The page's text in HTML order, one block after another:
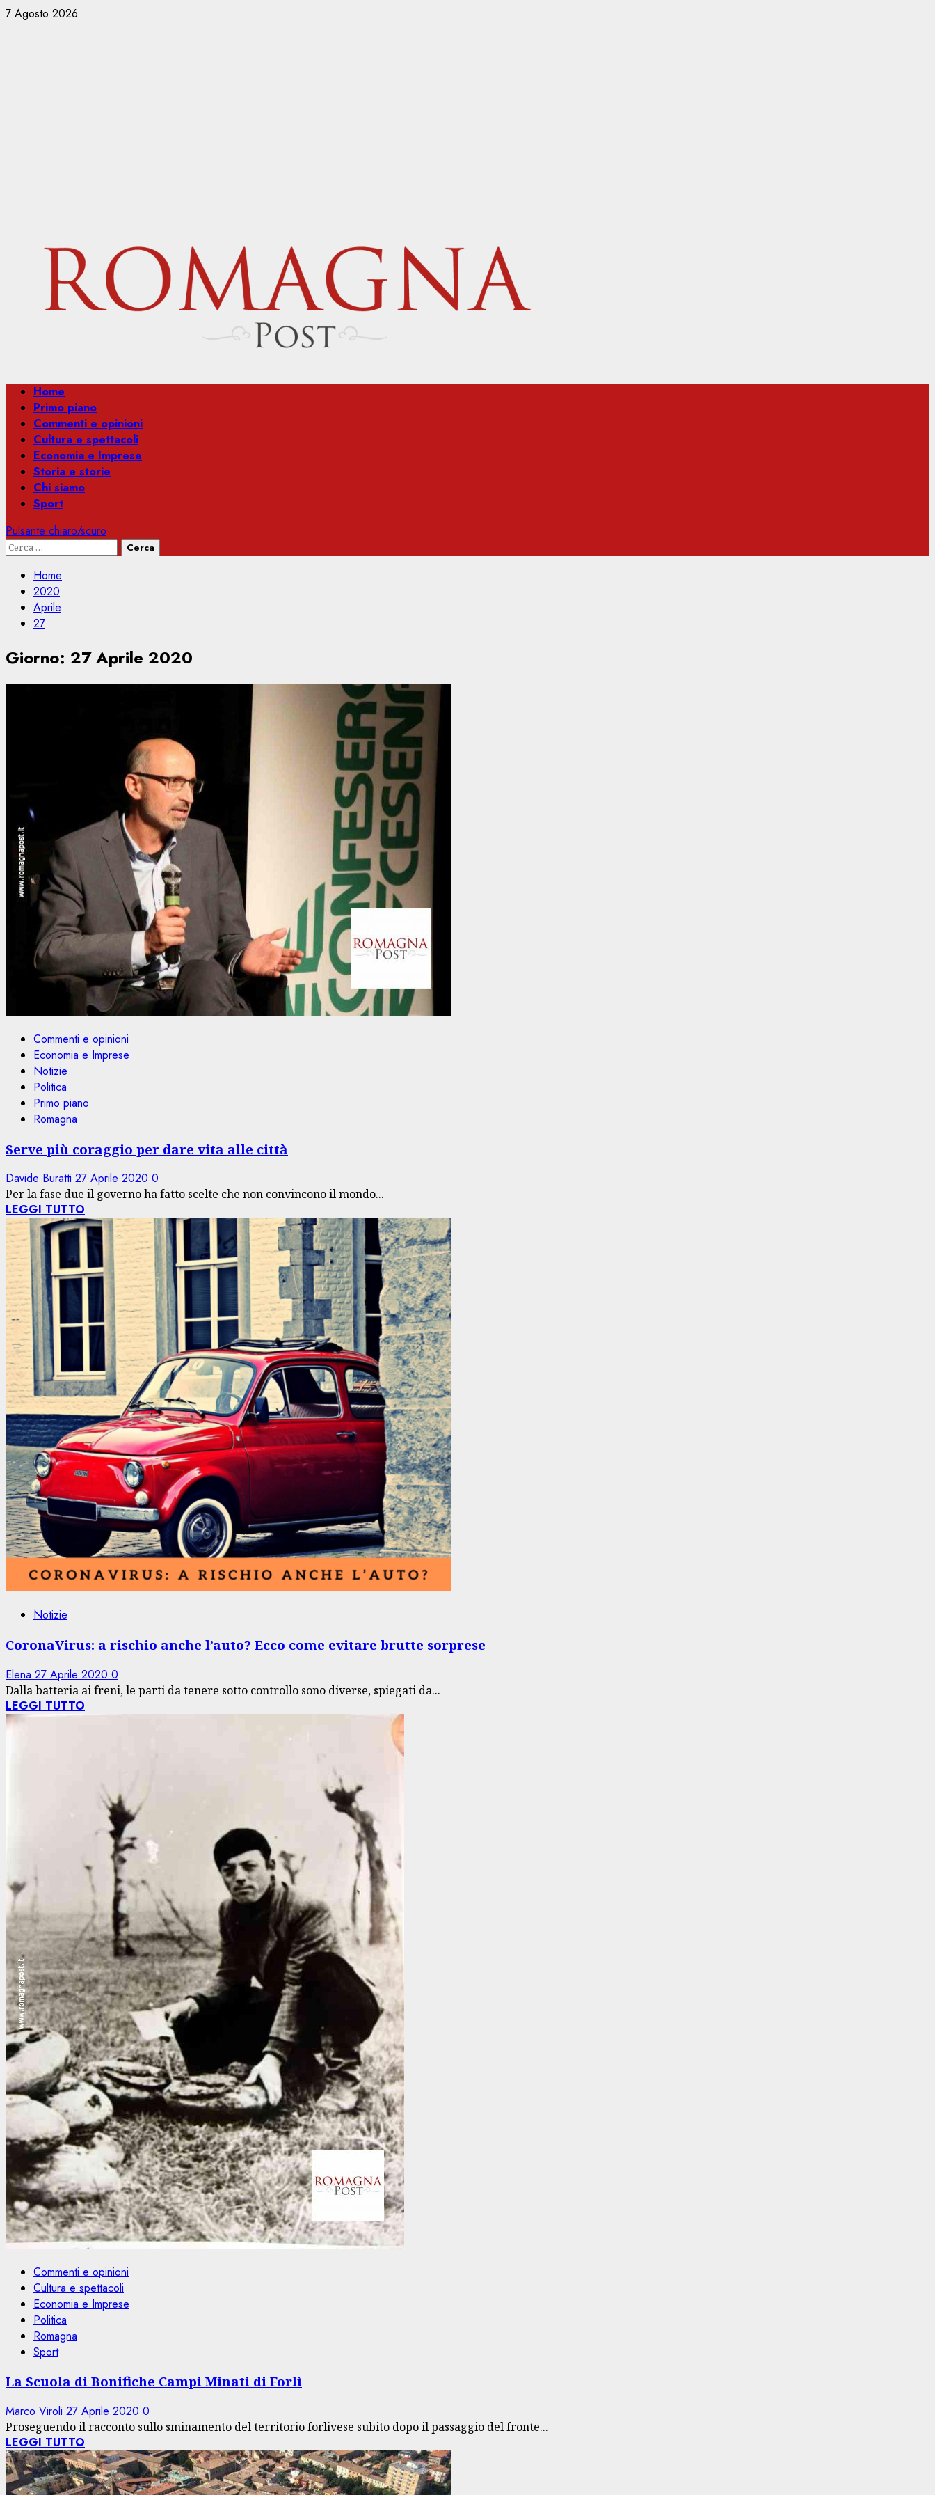
Vai
7 Agosto 2026
Menu
principale
Home
Primo piano
Commenti e opinioni
Cultura e spettacoli
Economia e Imprese
Storia e storie
Chi siamo
Sport
Pulsante chiaro/scuro
Ricerca
Home
2020
Aprile
27
Giorno: 27 Aprile 2020
Commenti e opinioni
Economia e Imprese
Notizie
Politica
Primo piano
Romagna
Serve più coraggio per dare vita alle città
Davide Buratti 27 Aprile 2020 0
Per la fase due il governo ha fatto scelte che non convincono il mondo...
LEGGI TUTTO
Notizie
CoronaVirus: a rischio anche l’auto? Ecco come evitare brutte sorprese
Elena 27 Aprile 2020 0
Dalla batteria ai freni, le parti da tenere sotto controllo sono diverse, spiegati da...
LEGGI TUTTO
Commenti e opinioni
Cultura e spettacoli
Economia e Imprese
Politica
Romagna
Sport
La Scuola di Bonifiche Campi Minati di Forlì
Marco Viroli 27 Aprile 2020 0
Proseguendo il racconto sullo sminamento del territorio forlivese subito dopo il passaggio del fronte...
LEGGI TUTTO